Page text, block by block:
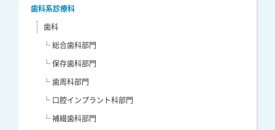
歯科系診療科
歯科
└ 総合歯科部門
└ 保存歯科部門
└ 歯周科部門
└ 口腔インプラント科部門
└ 補綴歯科部門